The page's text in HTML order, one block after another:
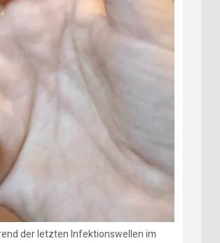
der letzten Infektionswellen im